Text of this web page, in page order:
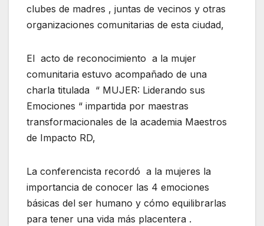
clubes de madres , juntas de vecinos y otras
organizaciones comunitarias de esta ciudad,
El acto de reconocimiento a la mujer
comunitaria estuvo acompañado de una
charla titulada “ MUJER: Liderando sus
Emociones “ impartida por maestras
transformacionales de la academia Maestros
de Impacto RD,
La conferencista recordó a la mujeres la
importancia de conocer las 4 emociones
básicas del ser humano y cómo equilibrarlas
para tener una vida más placentera .